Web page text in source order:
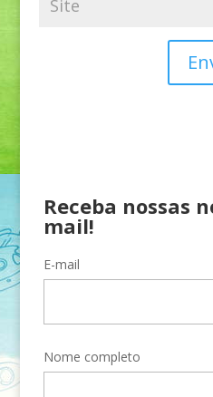
Receba nossas
mail!
E-mail
Nome completo